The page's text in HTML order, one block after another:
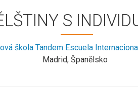
S
škola Tandem Escuela
Madrid, Španělsko